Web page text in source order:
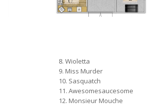
8. Wioletta
9. Miss Murder
10. Sasquatch
11. Awesomesaucesome
12. Monsieur Mouche